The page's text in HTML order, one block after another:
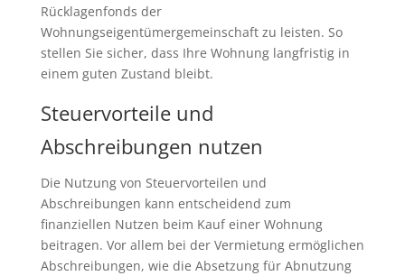
Rücklagenfonds der
Wohnungseigentümergemeinschaft zu leisten. So
stellen Sie sicher, dass Ihre Wohnung langfristig in
einem guten Zustand bleibt.
Steuervorteile und
Abschreibungen nutzen
Die Nutzung von Steuervorteilen und
Abschreibungen kann entscheidend zum
finanziellen Nutzen beim Kauf einer Wohnung
beitragen. Vor allem bei der Vermietung ermöglichen
Abschreibungen, wie die Absetzung für Abnutzung